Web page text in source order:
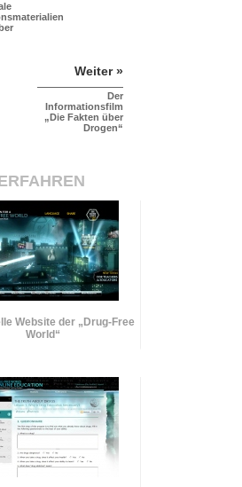
Weiter »
Der
Informationsfilm
„Die Fakten über
Drogen“
Website der „Drug-Free
World“